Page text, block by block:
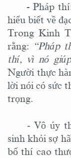
-Pháp
hiểu biết về
Trong Kinh
rằng: “Pháp
thí, vì nó
Người thực
lời nói có sức
trọng.
-Vô úy
sinh khỏi sợ
bố thí cao